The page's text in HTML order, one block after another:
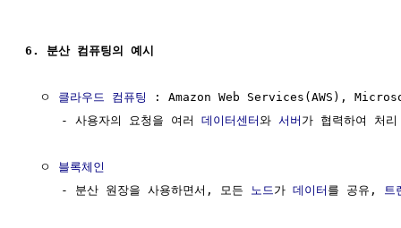
6. 분산 컴퓨팅의 예시
  ㅇ
클라우드 컴퓨팅
: Amazon Web Services(AWS),
     - 사용자의 요청을 여러
데이터센터와 서버 가 협력하여 처리
  ㅇ
블록체인
     - 분산 원장을 사용하면서, 모든
노드 가 데이터 를 공유, 트